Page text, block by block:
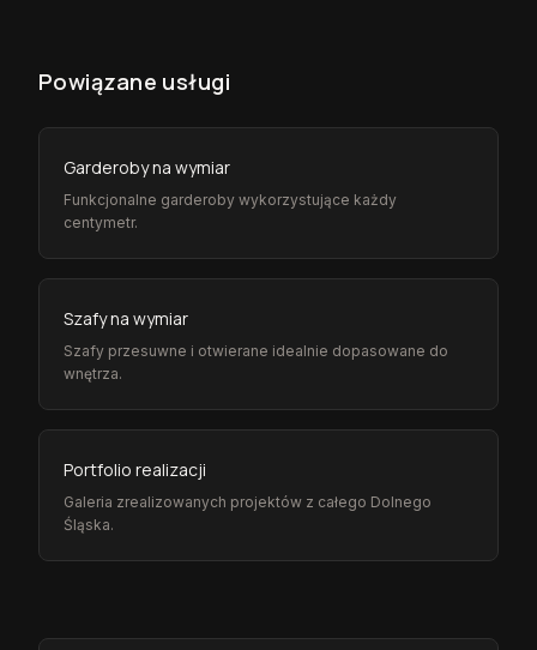
Powiązane usługi
Garderoby na wymiar
Funkcjonalne garderoby wykorzystujące każdy
centymetr.
Szafy na wymiar
Szafy przesuwne i otwierane idealnie dopasowane do
wnętrza.
Portfolio realizacji
Galeria zrealizowanych projektów z całego Dolnego
Śląska.